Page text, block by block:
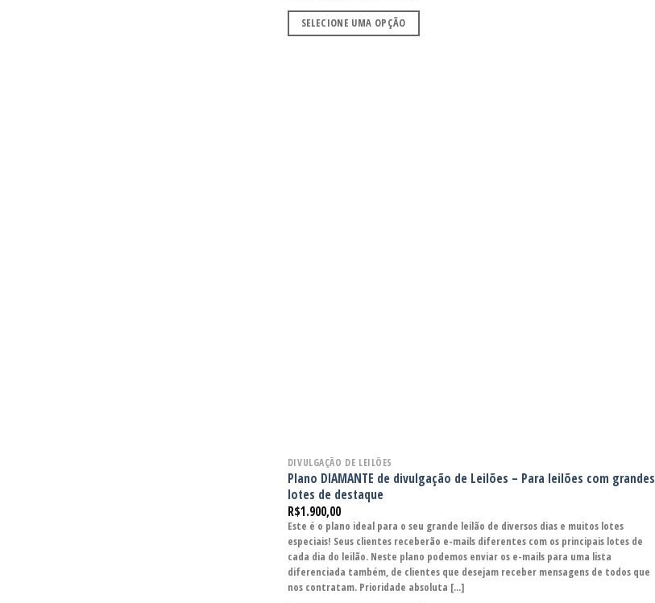
SELECIONE UMA OPÇÃO
DIVULGAÇÃO DE LEILÕES
Plano DIAMANTE de divulgação de Leilões – Para leilões com grandes
lotes de destaque
R$1.900,00
Este é o plano ideal para o seu grande leilão de diversos dias e muitos lotes
especiais! Seus clientes receberão e-mails diferentes com os principais lotes de
cada dia do leilão. Neste plano podemos enviar os e-mails para uma lista
diferenciada também, de clientes que desejam receber mensagens de todos que
nos contratam. Prioridade absoluta [...]